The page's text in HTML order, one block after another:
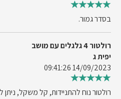
בסדר גמור.
רולטור 4 גלגלים עם מושב
יפית ג
14/09/2023 09:41:26
רולטור נוח להתניידות, קל משקל,